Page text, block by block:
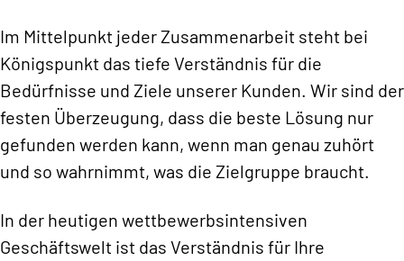
Im Mittelpunkt jeder Zusammenarbeit steht bei
Königspunkt das tiefe Verständnis für die
Bedürfnisse und Ziele unserer Kunden. Wir sind der
festen Überzeugung, dass die beste Lösung nur
gefunden werden kann, wenn man genau zuhört
und so wahrnimmt, was die Zielgruppe braucht.
In der heutigen wettbewerbsintensiven
Geschäftswelt ist das Verständnis für Ihre